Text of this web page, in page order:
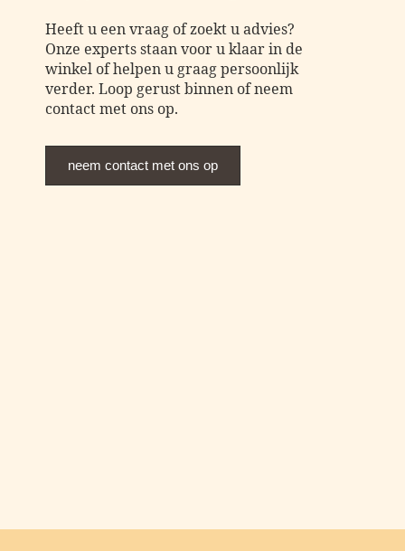
Heeft u een vraag of zoekt u advies?
Onze experts staan voor u klaar in de
winkel of helpen u graag persoonlijk
verder. Loop gerust binnen of neem
contact met ons op.
neem contact met ons op